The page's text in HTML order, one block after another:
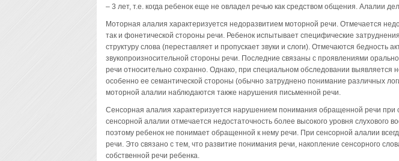
– 3 лет, т.е. когда ребенок еще не овладел речью как средством общения. Алалии
Моторная алалия характеризуется недоразвитием моторной речи. Отмечается
так и фонетической стороны речи. Ребенок испытывает специфические
структуру слова (переставляет и пропускает звуки и слоги). Отмечаются бедность
звукопроизносительной стороны речи. Последние связаны с проявлениями
речи относительно сохранно. Однако, при специальном обследовании выявляется
особенно ее семантической стороны (обычно затруднено понимание различных
моторной алалии наблюдаются также нарушения письменной речи.
Сенсорная алалия характеризуется нарушением понимания обращенной речи при
сенсорной алалии отмечается недостаточность более высокого уровня слухового
поэтому ребенок не понимает обращенной к нему речи. При сенсорной алалии
речи. Это связано с тем, что развитие понимания речи, накопление сенсорного
собственной речи ребенка.